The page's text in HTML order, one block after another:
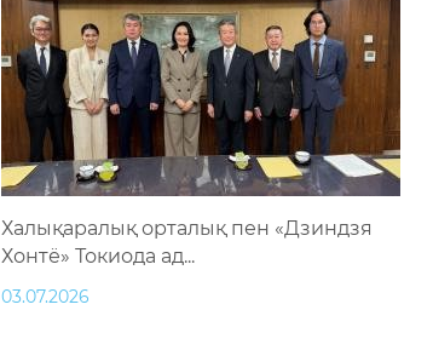
Халықаралық орталық пен «Дзиндзя
Хонтё» Токиода ад...
03.07.2026